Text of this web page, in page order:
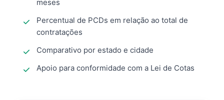
meses
Percentual de PCDs em relação ao total de
contratações
Comparativo por estado e cidade
Apoio para conformidade com a Lei de Cotas